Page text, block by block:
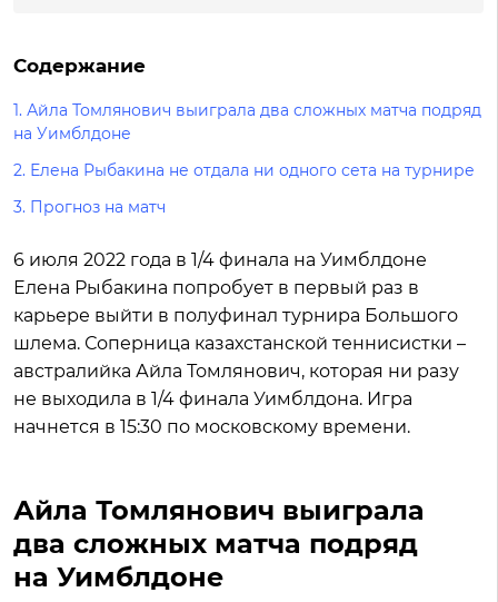
Содержание
1. Айла Томлянович выиграла два сложных матча подряд
на Уимблдоне
2. Елена Рыбакина не отдала ни одного сета на турнире
3. Прогноз на матч
6 июля 2022 года в 1/4 финала на Уимблдоне
Елена Рыбакина попробует в первый раз в
карьере выйти в полуфинал турнира Большого
шлема. Соперница казахстанской теннисистки –
австралийка Айла Томлянович, которая ни разу
не выходила в 1/4 финала Уимблдона. Игра
начнется в 15:30 по московскому времени.
Айла Томлянович выиграла
два сложных матча подряд
на Уимблдоне